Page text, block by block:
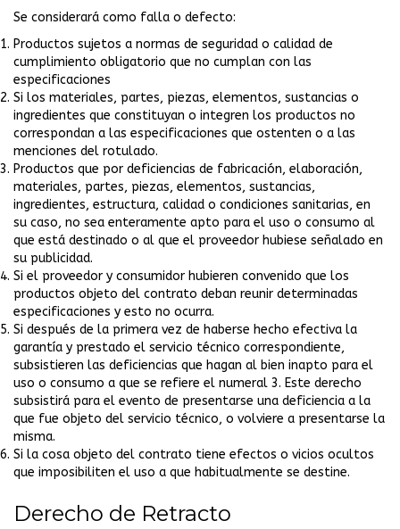
Se considerará como falla o defecto:
Productos sujetos a normas de seguridad o calidad de
cumplimiento obligatorio que no cumplan con las
especificaciones
Si los materiales, partes, piezas, elementos, sustancias o
ingredientes que constituyan o integren los productos no
correspondan a las especificaciones que ostenten o a las
menciones del rotulado.
Productos que por deficiencias de fabricación, elaboración,
materiales, partes, piezas, elementos, sustancias,
ingredientes, estructura, calidad o condiciones sanitarias, en
su caso, no sea enteramente apto para el uso o consumo al
que está destinado o al que el proveedor hubiese señalado en
su publicidad.
Si el proveedor y consumidor hubieren convenido que los
productos objeto del contrato deban reunir determinadas
especificaciones y esto no ocurra.
Si después de la primera vez de haberse hecho efectiva la
garantía y prestado el servicio técnico correspondiente,
subsistieren las deficiencias que hagan al bien inapto para el
uso o consumo a que se refiere el numeral 3. Este derecho
subsistirá para el evento de presentarse una deficiencia a la
que fue objeto del servicio técnico, o volviere a presentarse la
misma.
Si la cosa objeto del contrato tiene efectos o vicios ocultos
que imposibiliten el uso a que habitualmente se destine.
Derecho de Retracto